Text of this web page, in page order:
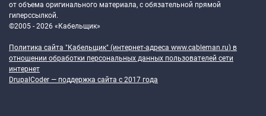
от объема оригинального материала, с обязательной прямой
гиперссылкой.
©2005 - 2026 «Кабельщик»
Политика сайта "Кабельщик" (интернет-адреса www.cableman.ru) в
отношении обработки персональных данных пользователей сети
интернет
DrupalCoder — поддержка сайта c 2017 года